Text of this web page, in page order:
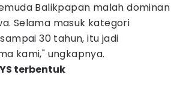
Balikpapan malah dominan
Selama masuk kategori
30 tahun, itu jadi
kami," ungkapnya.
terbentuk